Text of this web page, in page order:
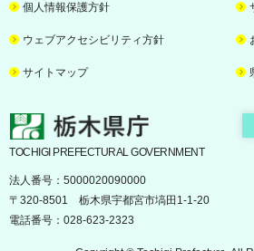
個人情報保護方針
ウェブアクセシビリティ方針
サイトマップ
栃木県庁
TOCHIGI PREFECTURAL GOVERNMENT
法人番号：5000020090000
〒320-8501 栃木県宇都宮市塙田1-1-20
電話番号：028-623-2323